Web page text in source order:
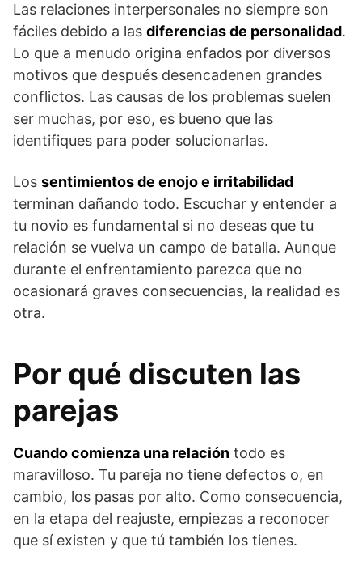
Las relaciones interpersonales no siempre son
fáciles debido a las diferencias de personalidad.
Lo que a menudo origina enfados por diversos
motivos que después desencadenen grandes
conflictos. Las causas de los problemas suelen
ser muchas, por eso, es bueno que las
identifiques para poder solucionarlas.
Los sentimientos de enojo e irritabilidad
terminan dañando todo. Escuchar y entender a
tu novio es fundamental si no deseas que tu
relación se vuelva un campo de batalla. Aunque
durante el enfrentamiento parezca que no
ocasionará graves consecuencias, la realidad es
otra.
Por qué discuten las
parejas
Cuando comienza una relación todo es
maravilloso. Tu pareja no tiene defectos o, en
cambio, los pasas por alto. Como consecuencia,
en la etapa del reajuste, empiezas a reconocer
que sí existen y que tú también los tienes.